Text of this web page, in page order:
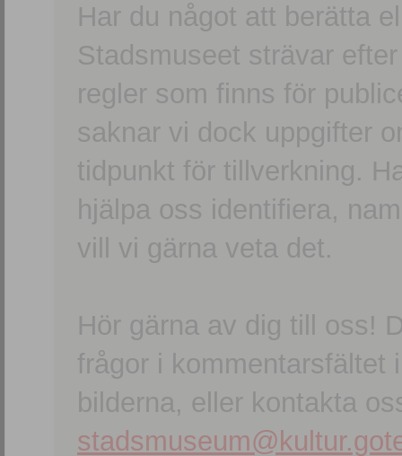
Har du något att berätta
Stadsmuseet strävar
regler som finns för
saknar vi dock uppgifter
tidpunkt för tillverkning.
hjälpa oss identifiera,
vill vi gärna veta det.
Hör gärna av dig till oss!
frågor i kommentarsfältet
bilderna, eller kontakta